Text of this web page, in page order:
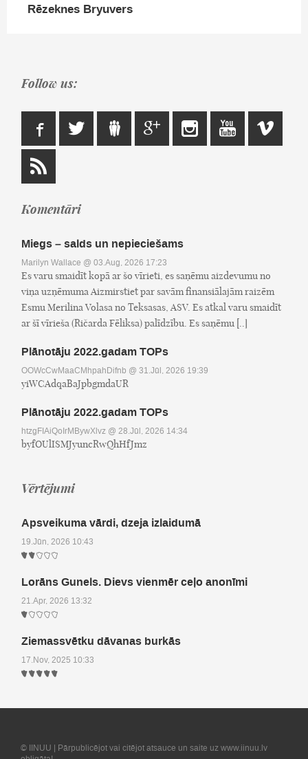
Rēzeknes Bryuvers
Follow us:
Komentāri
Miegs – salds un nepieciešams
Marilyn Wallace @ 03.Aug, 2026 17:23
Es varu smaidīt kopā ar šo vīrieti, es saņēmu aizdevumu no
viņa uzņēmuma Aizmirstiet par savām finansiālajām raizēm
Esmu Merilina Volasa no Teksasas, ASV. Es atkal varu smaidīt
ar šī vīrieša (Ričarda Fēliksa) palīdzību. Es saņēmu [..]
Plānotāju 2022.gadam TOPs
OOWcCwMaaCMhpahDifnb @ 31.Jūl, 2026 19:39
yiWCAdqaBaJpbgmdaUR
Plānotāju 2022.gadam TOPs
htzgFIAiQoIrMBywXlvz @ 28.Jūl, 2026 14:34
byfOUlISMJyuncRwQhHfJmz
Vērtējumi
Apsveikuma vārdi, dzeja izlaidumā
19.Jūn, 2026 10:43
Lorāns Gunels. Dievs vienmēr ceļo anonīmi
21.Apr, 2026 13:32
Ziemassvētku dāvanas burkās
17.Nov, 2025 10:33
© IINUU | Pārpublicējot vai citējot atsauce un saite uz www.iinuu.lv